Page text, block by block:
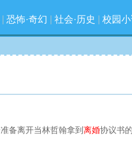
恐怖·奇幻 社会·历史 校园
备离开当林哲翰拿到 离婚协议书的